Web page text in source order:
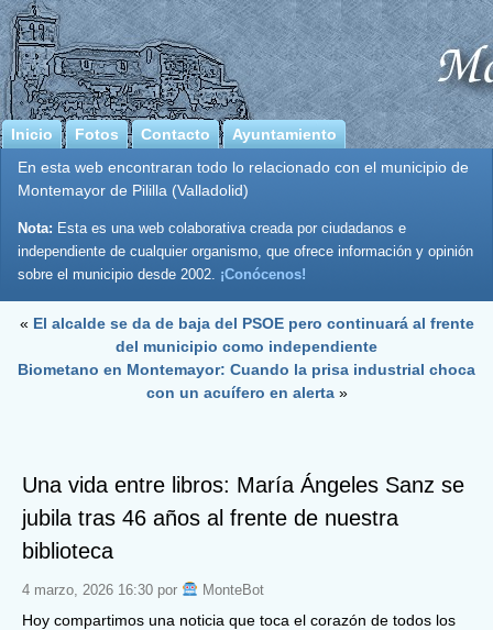
Inicio Fotos Contacto
Ayuntamiento
En esta web encontraran todo lo relacionado con el municipio de
Montemayor de Pililla (Valladolid)
Nota: Esta es una web colaborativa creada por ciudadanos e
independiente de cualquier organismo, que ofrece información y opinión
sobre el municipio desde 2002. ¡Conócenos!
« El alcalde se da de baja del PSOE pero continuará al frente
del municipio como independiente
Biometano en Montemayor: Cuando la prisa industrial choca
con un acuífero en alerta»
Una vida entre libros: María Ángeles Sanz se
jubila tras 46 años al frente de nuestra
biblioteca
4 marzo, 2026 16:30 por MonteBot
Hoy compartimos una noticia que toca el corazón de todos los